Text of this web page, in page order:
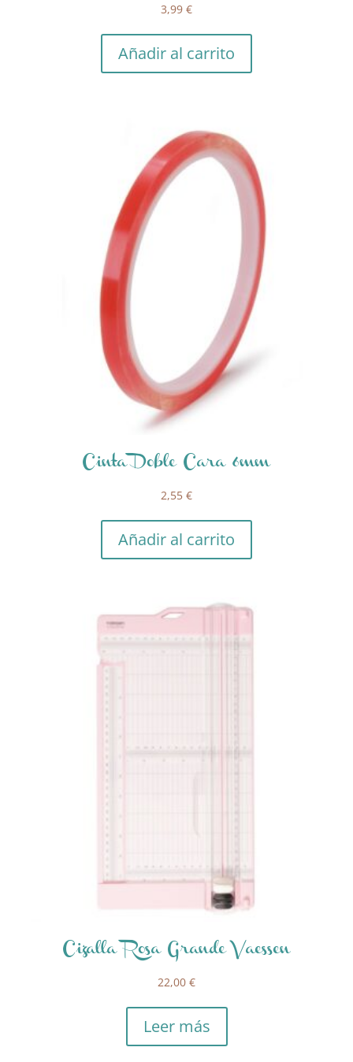
3,99 €
Añadir al carrito
Cinta Doble Cara 6mm
2,55 €
Añadir al carrito
Cizalla Rosa Grande Vaessen
22,00 €
Leer más